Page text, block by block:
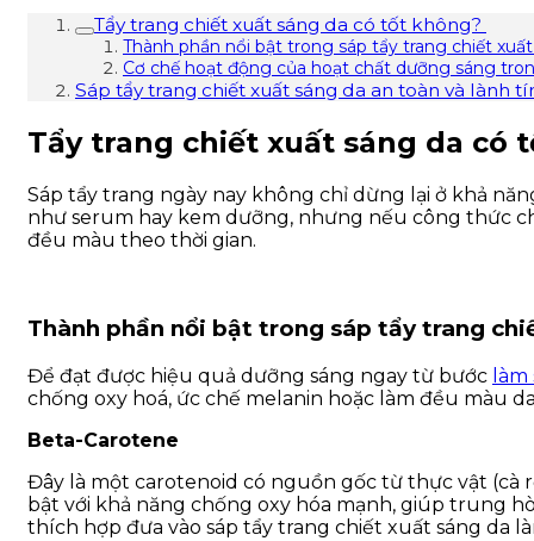
Tẩy trang chiết xuất sáng da có tốt không?
Thành phần nổi bật trong sáp tẩy trang chiết
Cơ chế hoạt động của hoạt chất dưỡng sáng
Sáp tẩy trang chiết xuất sáng da an toàn và lành
Tẩy trang chiết xuất sáng da có
Sáp tẩy trang ngày nay không chỉ dừng lại ở khả
như serum hay kem dưỡng, nhưng nếu công thức
đều màu theo thời gian.
Thành phần nổi bật trong sáp tẩy trang
Để đạt được hiệu quả dưỡng sáng ngay từ bước làm
chống oxy hoá, ức chế melanin hoặc làm đều màu
Beta-Carotene
Đây là một carotenoid có nguồn gốc từ thực vật (cà
bật với khả năng chống oxy hóa mạnh, giúp trung
thích hợp đưa vào sáp tẩy trang chiết xuất sáng da